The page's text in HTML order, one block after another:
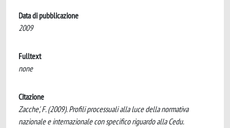
Data di pubblicazione
2009
Fulltext
none
Citazione
Zacche', F. (2009). Profili processuali alla luce della normativa
nazionale e internazionale con specifico riguardo alla Cedu.